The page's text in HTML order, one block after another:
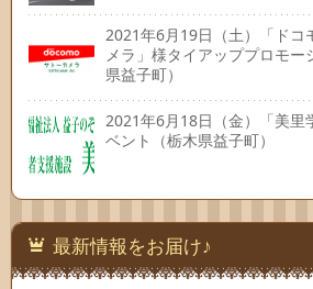
2021年6月19日（土）「ドコ
メラ」様タイアッププロモー
県益子町）
2021年6月18日（金）「美里
ベント（栃木県益子町）
最新情報をお届け♪